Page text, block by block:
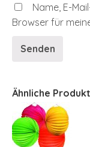
Name, E-
Browser für
Ähnliche